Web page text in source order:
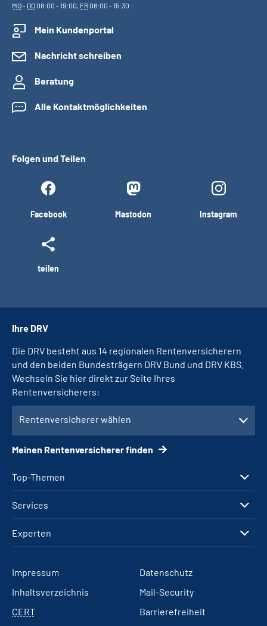
MO- DO08:00 - 19:00, FR08:00 - 15:30
Mein Kundenportal
Nachricht schreiben
Beratung
Alle Kontaktmöglichkeiten
Folgen und Teilen
Facebook Mastodon Instagram
teilen
Top-Themen
Services
Experten
Ihre DRV
Die DRV besteht aus 14 regionalen Rentenversicherern
und den beiden Bundesträgern DRV Bund und DRV KBS.
Wechseln Sie hier direkt zur Seite Ihres
Rentenversicherers:
Rentenversicherer wählen
Meinen Rentenversicherer finden
Impressum
Datenschutz
Inhaltsverzeichnis
Mail-Security
CERT
Barrierefreiheit